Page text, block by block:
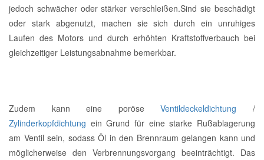
jedoch schwächer oder stärker verschleißen.Sind sie beschädigt
oder stark abgenutzt, machen sie sich durch ein unruhiges
Laufen des Motors und durch erhöhten Kraftstoffverbauch bei
gleichzeitiger Leistungsabnahme bemerkbar.
Zudem kann eine poröseVentildeckeldichtung /
Zylinderkopfdichtung ein Grund für eine starke Rußablagerung
am Ventil sein, sodass Öl in den Brennraum gelangen kann und
möglicherweise den Verbrennungsvorgang beeinträchtigt. Das